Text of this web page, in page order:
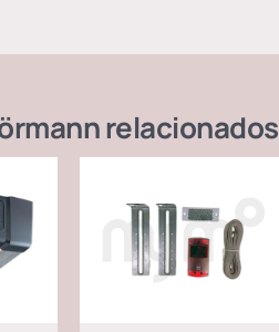
relacionados